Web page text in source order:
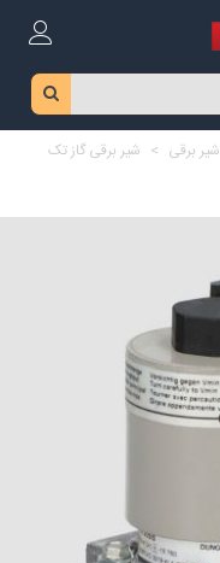
شیر برقی > شیر برقی گاز تک